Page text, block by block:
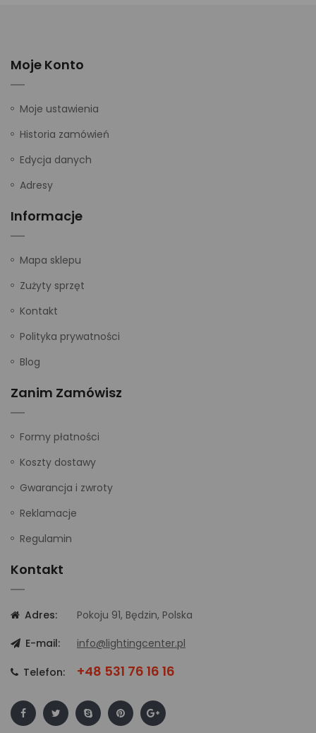
Moje Konto
Moje ustawienia
Historia zamówień
Edycja danych
Adresy
Informacje
Mapa sklepu
Zużyty sprzęt
Kontakt
Polityka prywatności
Blog
Zanim Zamówisz
Formy płatności
Koszty dostawy
Gwarancja i zwroty
Reklamacje
Regulamin
Kontakt
Adres:
Pokoju 91, Będzin, Polska
E-mail:
info@lightingcenter.pl
Telefon: +48 531 76 16 16